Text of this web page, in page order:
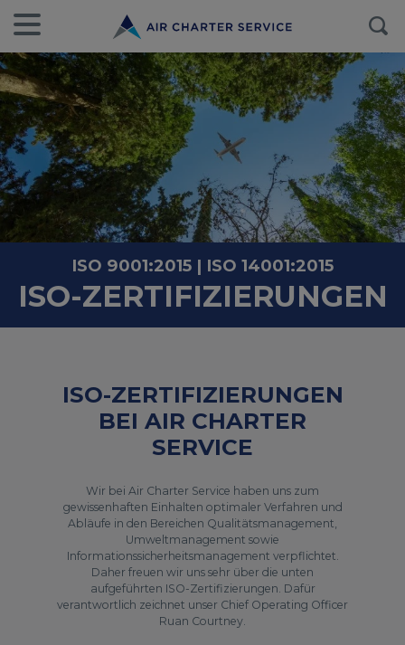
ISO 9001:2015 | ISO 14001:2015
ISO-ZERTIFIZIERUNGEN
ISO-ZERTIFIZIERUNGEN
BEI AIR CHARTER
SERVICE
Wir bei Air Charter Service haben uns zum
gewissenhaften Einhalten optimaler Verfahren und
Abläufe in den Bereichen Qualitätsmanagement,
Umweltmanagement sowie
Informationssicherheitsmanagement verpflichtet.
Daher freuen wir uns sehr über die unten
aufgeführten ISO-Zertifizierungen. Dafür
verantwortlich zeichnet unser Chief Operating Officer
Ruan Courtney.